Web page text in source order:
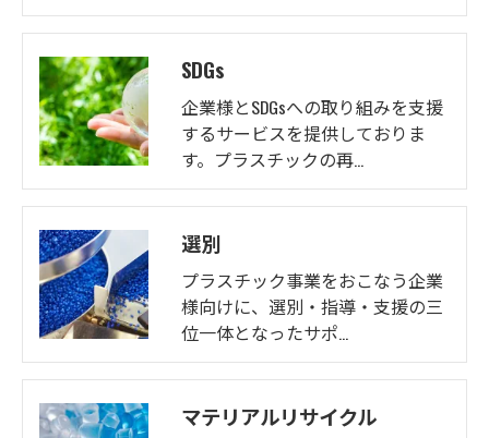
SDGs
企業様とSDGsへの取り組みを支援
するサービスを提供しておりま
す。プラスチックの再…
選別
プラスチック事業をおこなう企業
様向けに、選別・指導・支援の三
位一体となったサポ…
マテリアルリサイクル